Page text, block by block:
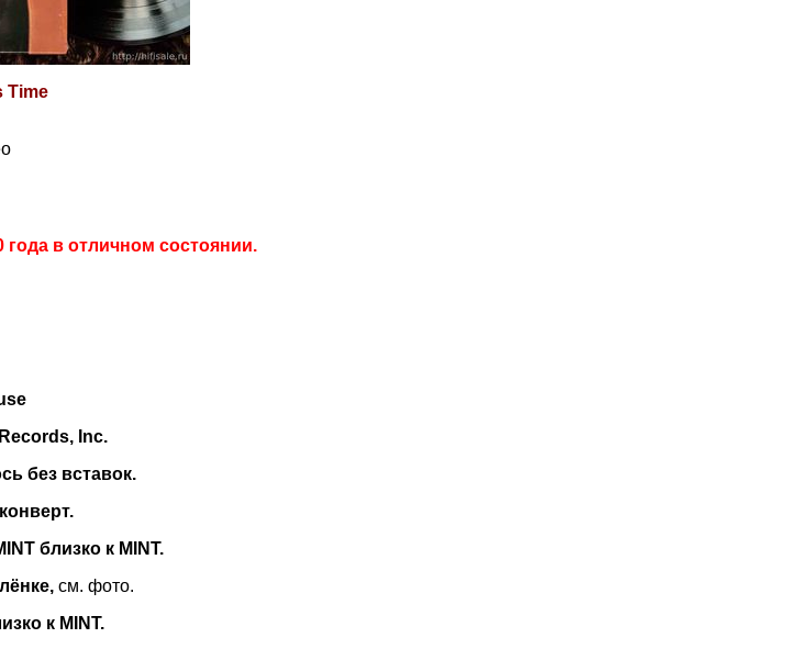
Time
года в отличном состоянии.
Inc.
без вставок.
близко к MINT.
см. фото.
к MINT.